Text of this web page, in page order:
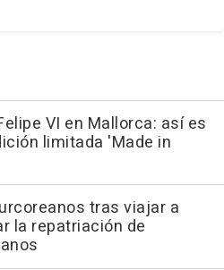
VI en Mallorca: así es
limitada 'Made in
tras viajar a
la repatriación de